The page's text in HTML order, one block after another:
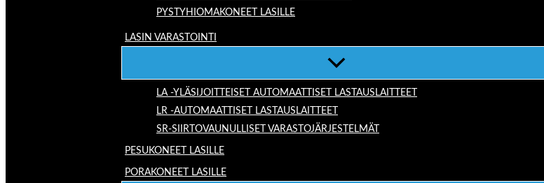
PYSTYHIOMAKONEET LASILLE
LASIN VARASTOINTI
LA -YLÄSIJOITTEISET AUTOMAATTISET LASTAUSLAITTEET
LR -AUTOMAATTISET LASTAUSLAITTEET
SR-SIIRTOVAUNULLISET VARASTOJÄRJESTELMÄT
PESUKONEET LASILLE
PORAKONEET LASILLE